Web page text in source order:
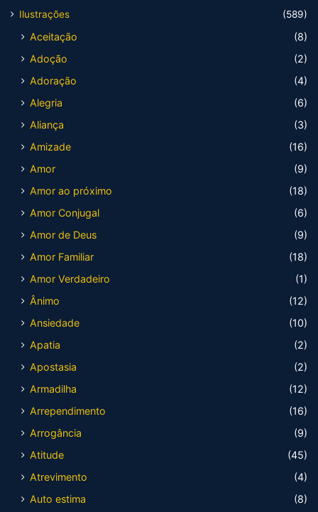
Ilustrações
(589)
Aceitação
(8)
Adoção
(2)
Adoração
(4)
Alegria
(6)
Aliança
(3)
Amizade
(16)
Amor
(9)
Amor ao próximo
(18)
Amor Conjugal
(6)
Amor de Deus
(9)
Amor Familiar
(18)
Amor Verdadeiro
(1)
Ânimo
(12)
Ansiedade
(10)
Apatia
(2)
Apostasia
(2)
Armadilha
(12)
Arrependimento
(16)
Arrogância
(9)
Atitude
(45)
Atrevimento
(4)
Auto estima
(8)